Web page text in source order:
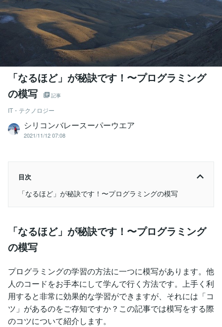
「なるほど」が秘訣です！〜プログラミング
の模写
記事
IT・テクノロジー
シリコンバレースーパーウエア
2021/11/12 07:08
目次
「なるほど」が秘訣です！〜プログラミングの模写
「なるほど」が秘訣です！〜プログラミング
の模写
プログラミングの学習の方法に一つに模写があります。他
人のコードをお手本にして学んで行く方法です。上手く利
用すると非常に効果的な学習ができますが、それには「コ
ツ」があるのをご存知ですか？この記事では模写をする際
のコツについて紹介します。